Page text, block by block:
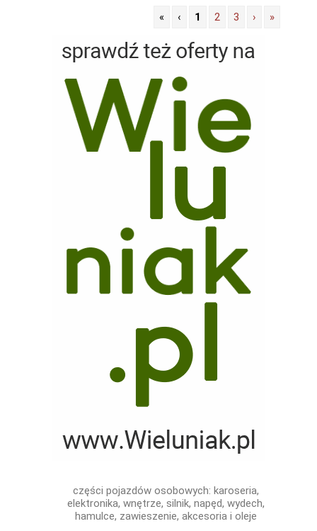
« ‹ 1 2 3 › »
części pojazdów osobowych: karoseria,
elektronika, wnętrze, silnik, napęd, wydech,
hamulce, zawieszenie, akcesoria i oleje